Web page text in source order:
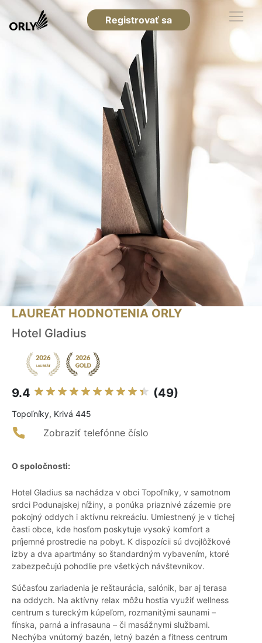
Registrovať sa
LAUREÁT HODNOTENIA ORLY
Hotel Gladius
9.4 (49)
Topoľníky, Krivá 445
Zobraziť telefónne číslo
O spoločnosti:
Hotel Gladius sa nachádza v obci Topoľníky, v samotnom
srdci Podunajskej nížiny, a ponúka priaznivé zázemie pre
pokojný oddych i aktívnu rekreáciu. Umiestnený je v tichej
časti obce, kde hosťom poskytuje vysoký komfort a
príjemné prostredie na pobyt. K dispozícii sú dvojlôžkové
izby a dva apartmány so štandardným vybavením, ktoré
zabezpečujú pohodlie pre všetkých návštevníkov.
Súčasťou zariadenia je reštaurácia, salónik, bar aj terasa
na oddych. Na aktívny relax môžu hostia využiť wellness
centrum s tureckým kúpeľom, rozmanitými saunami –
fínska, parná a infrasauna – či masážnymi službami.
Nechýba vnútorný bazén, letný bazén a fitness centrum